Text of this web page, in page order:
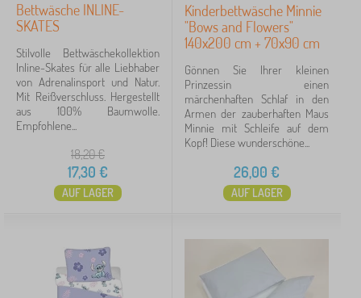
Bettwäsche INLINE-
SKATES
Stilvolle Bettwäschekollektion
Inline-Skates für alle Liebhaber
von Adrenalinsport und Natur.
Mit Reißverschluss. Hergestellt
aus 100% Baumwolle.
Empfohlene...
18,20€
17,30 €
AUF LAGER
Kinderbettwäsche Minnie
"Bows and Flowers"
140x200 cm + 70x90 cm
Gönnen Sie Ihrer kleinen
Prinzessin einen
märchenhaften Schlaf in den
Armen der zauberhaften Maus
Minnie mit Schleife auf dem
Kopf! Diese wunderschöne...
26,00 €
AUF LAGER